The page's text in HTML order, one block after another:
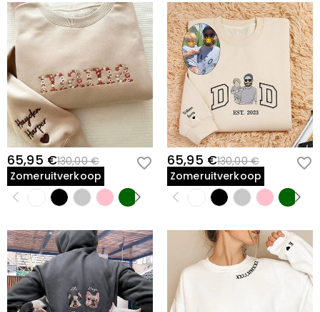
65,95 €130,00 €
Zomeruitverkoop
65,95 €130,00 €
Zomeruitverkoop